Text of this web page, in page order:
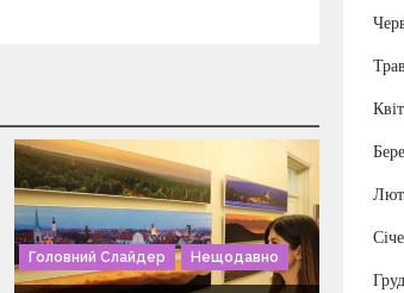
Головний Слайдер Нещодавно